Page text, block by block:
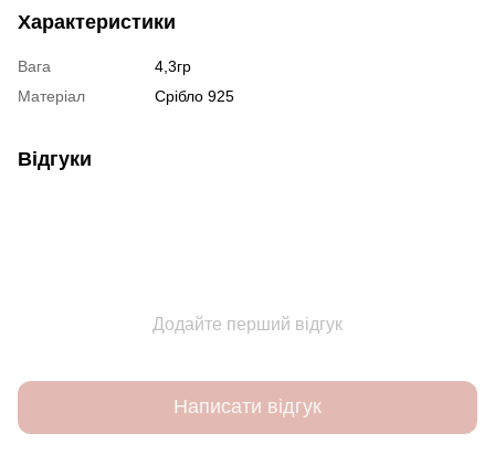
Характеристики
Вага
4,3гр
Матеріал
Срібло 925
Відгуки
Додайте перший відгук
Написати відгук